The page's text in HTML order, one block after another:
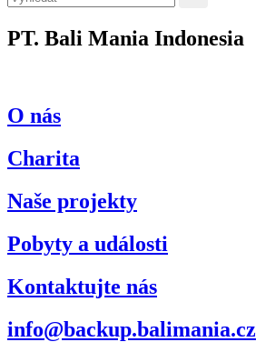
PT. Bali Mania Indonesia
O nás
Charita
Naše projekty
Pobyty a události
Kontaktujte nás
info@backup.balimania.cz